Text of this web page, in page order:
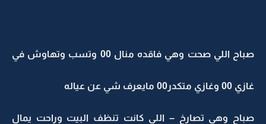
صباح اللي صحت وهي فاقده منال 00 وتسب وتهاوش في
غازي 00 وغازي متكدر00 مايعرف شي عن عياله
صباح وهي تصارخ – اللي كانت تنظف البيت وراحت يمال